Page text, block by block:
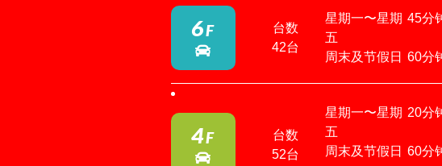
6F
台数
42台
星期一〜星期
五
45分
周末及节假日 60分
4F
台数
52台
星期一〜星期
五
20分
周末及节假日 60分